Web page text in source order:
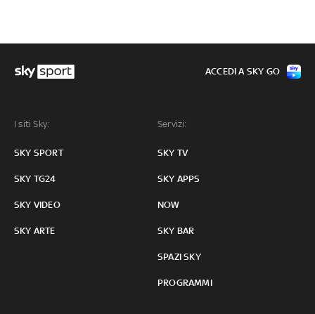
I siti Sky:
SKY SPORT
SKY TG24
SKY VIDEO
SKY ARTE
Servizi:
SKY TV
SKY APPS
NOW
SKY BAR
SPAZI SKY
PROGRAMMI
ACCEDI A SKY GO